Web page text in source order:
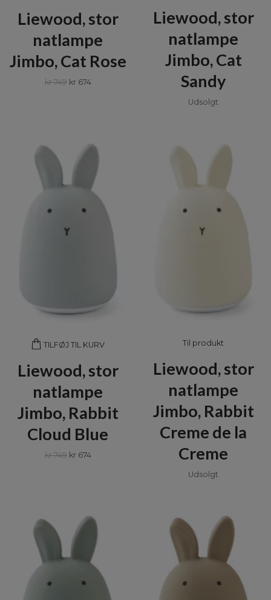
Liewood, stor
natlampe
Jimbo, Cat Rose
kr 749 kr 674
Liewood, stor
natlampe
Jimbo, Cat
Sandy
Udsolgt
TILFØJ TIL KURV
Liewood, stor
natlampe
Jimbo, Rabbit
Cloud Blue
kr 749 kr 674
Til produkt
Liewood, stor
natlampe
Jimbo, Rabbit
Creme de la
Creme
Udsolgt